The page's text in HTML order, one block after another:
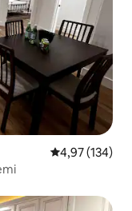
Průměrné
4,97 (134)